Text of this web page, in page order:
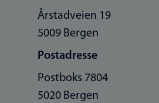
Årstadveien 19
5009 Bergen
Postadresse
Postboks 7804
5020 Bergen